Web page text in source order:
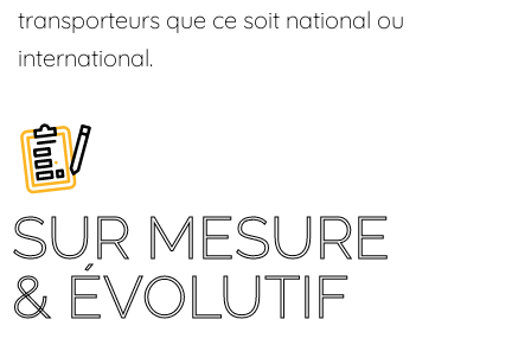
transporteurs que ce soit national ou
international.
SUR MESURE
& ÉVOLUTIF